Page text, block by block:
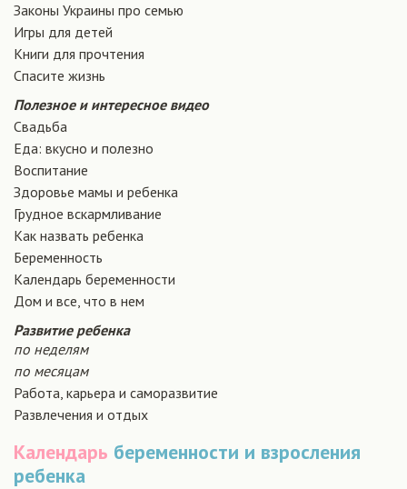
Законы Украины про семью
Игры для детей
Книги для прочтения
Спасите жизнь
Полезное и интересное видео
Свадьба
Еда: вкусно и полезно
Воспитание
Здоровье мамы и ребенка
Грудное вскармливание
Как назвать ребенка
Беременность
Календарь беременности
Дом и все, что в нем
Развитие ребенка
по неделям
по месяцам
Работа, карьера и саморазвитие
Развлечения и отдых
Календарь беременности и взросления
ребенка